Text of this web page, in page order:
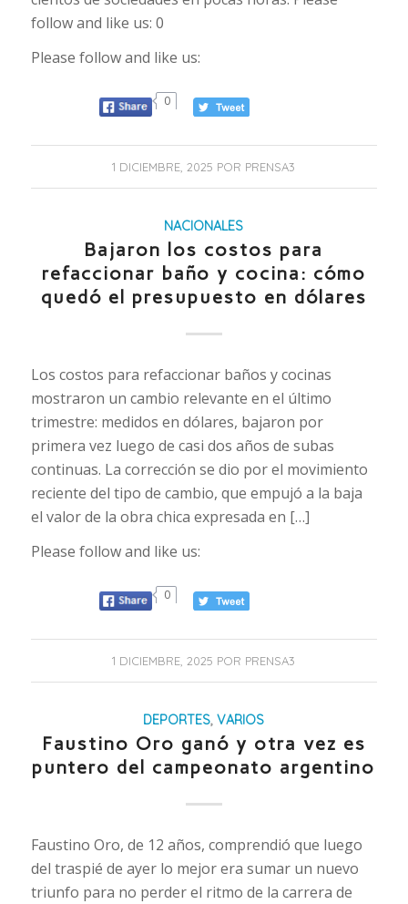
follow and like us: 0
Please follow and like us:
0
1 DICIEMBRE, 2025 POR PRENSA3
NACIONALES
Bajaron los costos para
refaccionar baño y cocina: cómo
quedó el presupuesto en dólares
Los costos para refaccionar baños y cocinas
mostraron un cambio relevante en el último
trimestre: medidos en dólares, bajaron por
primera vez luego de casi dos años de subas
continuas. La corrección se dio por el movimiento
reciente del tipo de cambio, que empujó a la baja
el valor de la obra chica expresada en […]
Please follow and like us:
0
1 DICIEMBRE, 2025 POR PRENSA3
DEPORTES,VARIOS
Faustino Oro ganó y otra vez es
puntero del campeonato argentino
Faustino Oro, de 12 años, comprendió que luego
del traspié de ayer lo mejor era sumar un nuevo
triunfo para no perder el ritmo de la carrera de